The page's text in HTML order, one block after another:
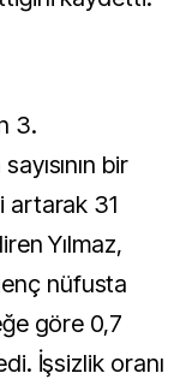
3.
bir
artarak 31
Yılmaz,
nüfusta
göre 0,7
İşsizlik oranı